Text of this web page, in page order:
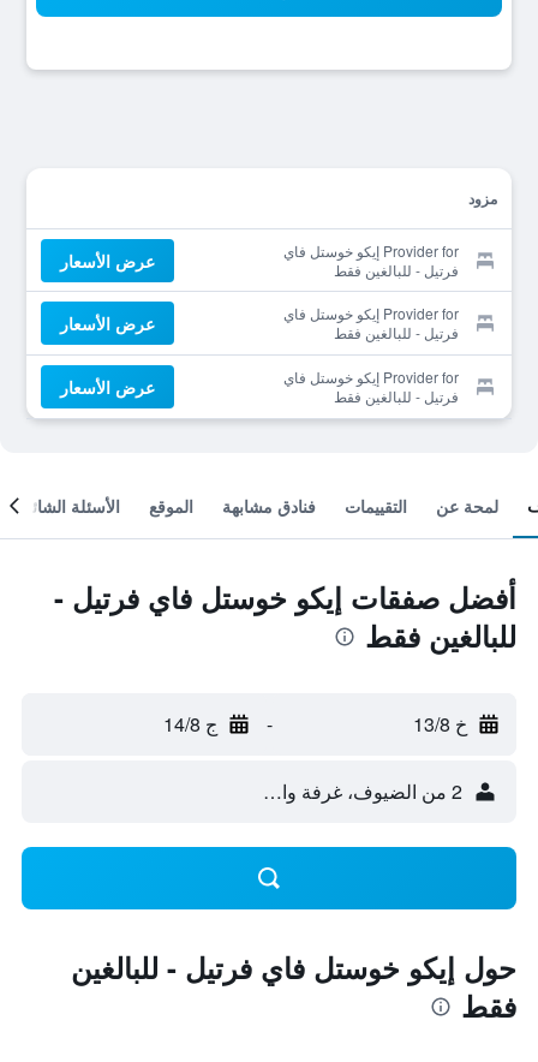
مزود
Provider for إيكو خوستل فاي
فرتيل - للبالغين فقط
عرض الأسعار
Provider for إيكو خوستل فاي
فرتيل - للبالغين فقط
عرض الأسعار
Provider for إيكو خوستل فاي
فرتيل - للبالغين فقط
عرض الأسعار
لمحة عن التقييمات فنادق مشابهة الموقع الأسئلة الشائعة
أفضل صفقات إيكو خوستل فاي فرتيل -
للبالغين فقط
خ 13/8 - ج 14/8
2 من الضيوف، غرفة واحدة
حول إيكو خوستل فاي فرتيل - للبالغين
فقط